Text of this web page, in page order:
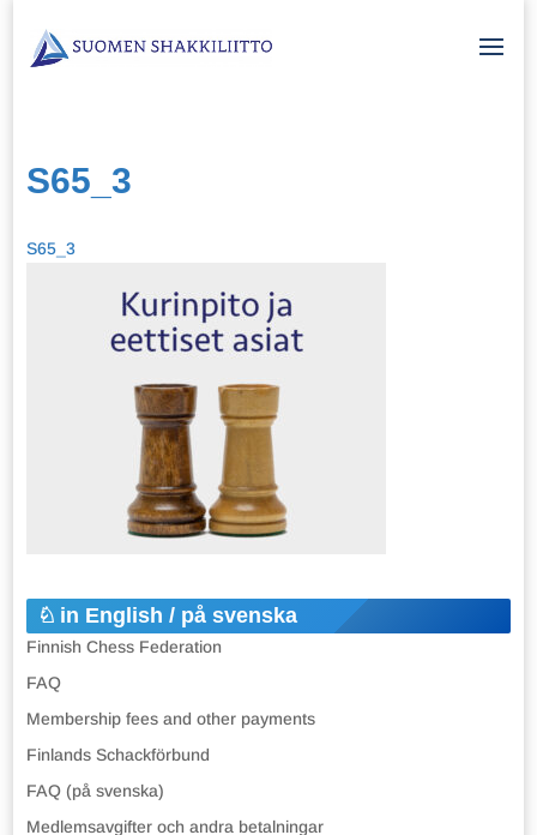
S65_3
S65_3
in English / på svenska
Finnish Chess Federation
FAQ
Membership fees and other payments
Finlands Schackförbund
FAQ (på svenska)
Medlemsavgifter och andra betalningar